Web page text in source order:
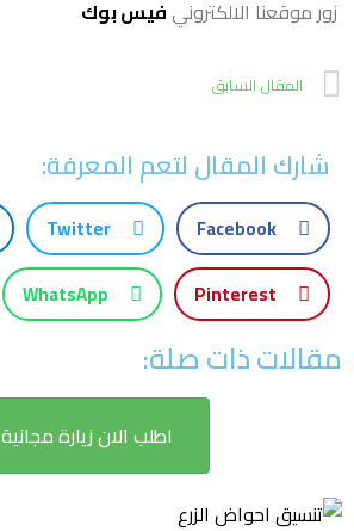
زور موقعنا الالكترونيفيس بوك
المقال السابق
شارك المقال لتعم المعرفة:
Facebook
Twitter
Pinterest
WhatsApp
مقالات ذات صلة:
اطلب الان زيارة مجانية